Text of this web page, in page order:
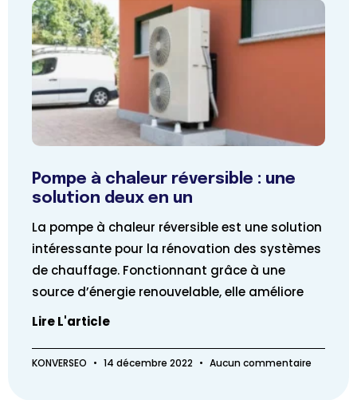
Pompe à chaleur réversible : une
solution deux en un
La pompe à chaleur réversible est une solution
intéressante pour la rénovation des systèmes
de chauffage. Fonctionnant grâce à une
source d’énergie renouvelable, elle améliore
Lire L'article
KONVERSEO 14 décembre 2022 Aucun commentaire